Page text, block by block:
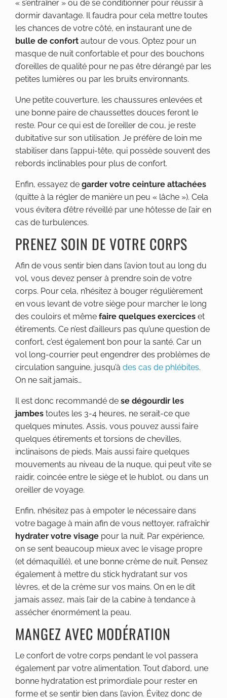
« s’entraîner » ou de se conditionner pour réussir à
dormir davantage. Il faudra pour cela mettre toutes
les chances de votre côté, en instaurant une de
bulle de confort autour de vous. Optez pour un
masque de nuit confortable et pour des bouchons
d’oreilles de qualité pour ne pas être dérangé par les
petites lumières ou par les bruits environnants.
Une petite couverture, les chaussures enlevées et
une bonne paire de chaussettes douces feront le
reste. Pour ce qui est de l’oreiller de cou, je reste
dubitative sur son utilisation. Je préfère de loin me
stabiliser dans l’appui-tête, qui possède souvent des
rebords inclinables pour plus de confort.
Enfin, essayez de garder votre ceinture attachées
(quitte à la régler de manière un peu « lâche »). Cela
vous évitera d’être réveillé par une hôtesse de l’air en
cas de turbulences.
PRENEZ SOIN DE VOTRE CORPS
Afin de vous sentir bien dans l’avion tout au long du
vol, vous devez penser à prendre soin de votre
corps. Pour cela, n’hésitez à bouger régulièrement
en vous levant de votre siège pour marcher le long
des couloirs et même faire quelques exercices et
étirements. Ce n’est d’ailleurs pas qu’une question de
confort, c’est également bon pour la santé. Car un
vol long-courrier peut engendrer des problèmes de
circulation sanguine, jusqu’à des cas de phlébites.
On ne sait jamais…
Il est donc recommandé de se dégourdir les
jambes toutes les 3-4 heures, ne serait-ce que
quelques minutes. Assis, vous pouvez aussi faire
quelques étirements et torsions de chevilles,
inclinaisons de pieds. Mais aussi faire quelques
mouvements au niveau de la nuque, qui peut vite se
raidir, coincée entre le siège et le hublot, ou dans un
oreiller de voyage.
Enfin, n’hésitez pas à empoter le nécessaire dans
votre bagage à main afin de vous nettoyer, rafraîchir
hydrater votre visage pour la nuit. Par expérience,
on se sent beaucoup mieux avec le visage propre
(et démaquillé), et une bonne crème de nuit. Pensez
également à mettre du stick hydratant sur vos
lèvres, et de la crème sur vos mains. On en le dit
jamais assez, mais l’air de la cabine à tendance à
assécher énormément la peau.
MANGEZ AVEC MODÉRATION
Le confort de votre corps pendant le vol passera
également par votre alimentation. Tout d’abord, une
bonne hydratation est primordiale pour rester en
forme et se sentir bien dans l’avion. Évitez donc de